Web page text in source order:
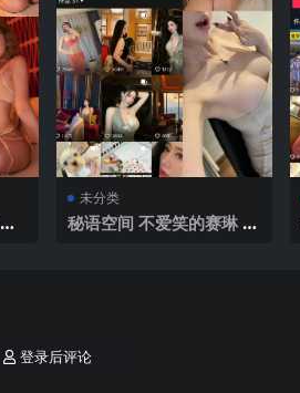
未分类
秘语空间 不爱笑的赛琳 趣
登录后评论